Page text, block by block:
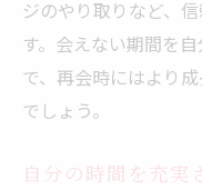
ジのやり取りなど、
す。会えない期間を
で、再会時にはより
でしょう。
自分の時間を充実